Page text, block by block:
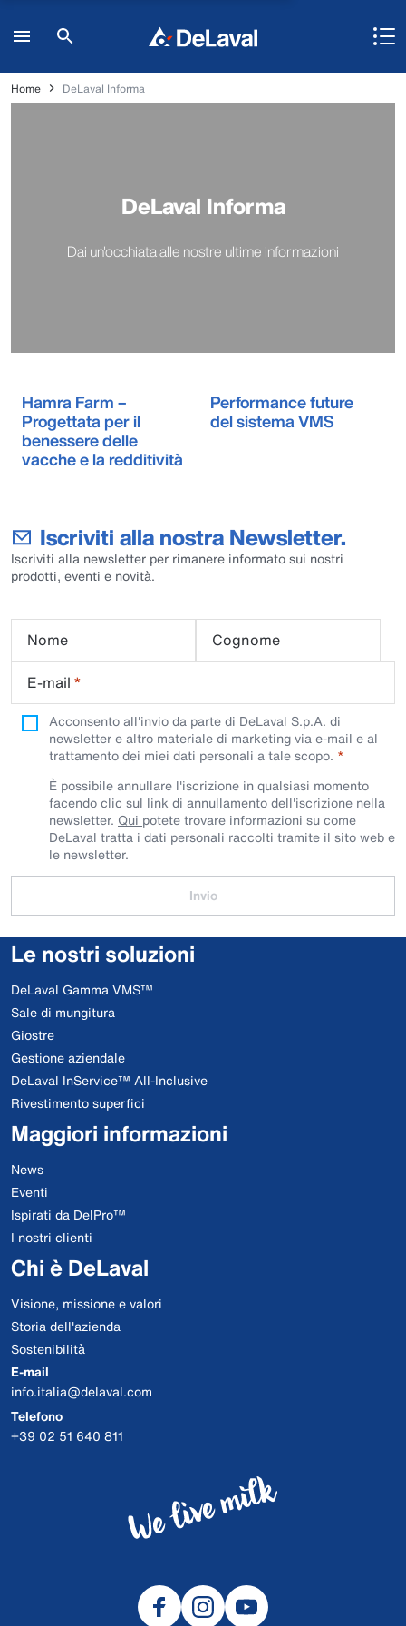
Home DeLaval Informa
DeLaval Informa
Dai un'occhiata alle nostre ultime informazioni
Hamra Farm –
Progettata per il
benessere delle
vacche e la redditività
Performance future
del sistema VMS
Iscriviti alla nostra Newsletter.
Iscriviti alla newsletter per rimanere informato sui nostri
prodotti, eventi e novità.
Nome
Cognome
E-mail *
Acconsento all'invio da parte di DeLaval S.p.A. di
newsletter e altro materiale di marketing via e-mail e al
trattamento dei miei dati personali a tale scopo.
È possibile annullare l'iscrizione in qualsiasi momento
facendo clic sul link di annullamento dell'iscrizione nella
newsletter. Qui potete trovare informazioni su come
DeLaval tratta i dati personali raccolti tramite il sito web e
le newsletter.
Invio
Le nostri soluzioni
DeLaval Gamma VMS™
Sale di mungitura
Giostre
Gestione aziendale
DeLaval InService™ All-Inclusive
Rivestimento superfici
Maggiori informazioni
News
Eventi
Ispirati da DelPro™
I nostri clienti
Chi è DeLaval
Visione, missione e valori
Storia dell'azienda
Sostenibilità
E-mail
info.italia@delaval.com
Telefono
+39 02 51 640 811